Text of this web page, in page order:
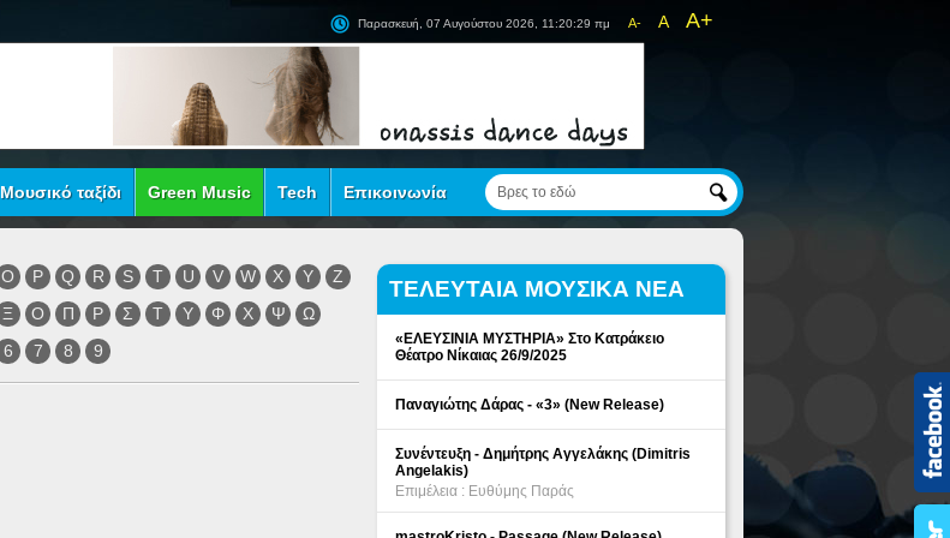
A- A A+
Παρασκευή, 07 Αυγούστου 2026, 11:20:29 πμ
Μουσικό ταξίδι Green Music Tech Επικοινωνία
O P Q R S T U V W X Y
Z
Ξ Ο Π Ρ Σ Τ Υ Φ Χ Ψ
Ω
6 7 8 9
ΤΕΛΕΥΤΑΙΑ ΜΟΥΣΙΚΑ ΝΕΑ
«ΕΛΕΥΣΙΝΙΑ ΜΥΣΤΗΡΙΑ» Στο Κατράκειο
Θέατρο Νίκαιας 26/9/2025
Παναγιώτης Δάρας - «3» (New Release)
Συνέντευξη - Δημήτρης Αγγελάκης (Dimitris
Angelakis)
Επιμέλεια : Ευθύμης Παράς